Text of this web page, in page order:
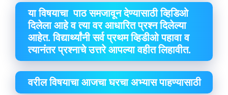
या विषयाचा पाठ समजावून देण्यासाठी व्हिडिओ
दिलेला आहे व त्या वर आधारित प्रश्न दिलेल्या
आहेत. विद्यार्थ्यांनी सर्व प्रथम व्हिडीओ पहावा व
त्यानंतर प्रश्नाचे उत्तरे आपल्या वहीत लिहावीत.
वरील विषयाचा आजचा घरचा अभ्यास पाहण्यासाठी